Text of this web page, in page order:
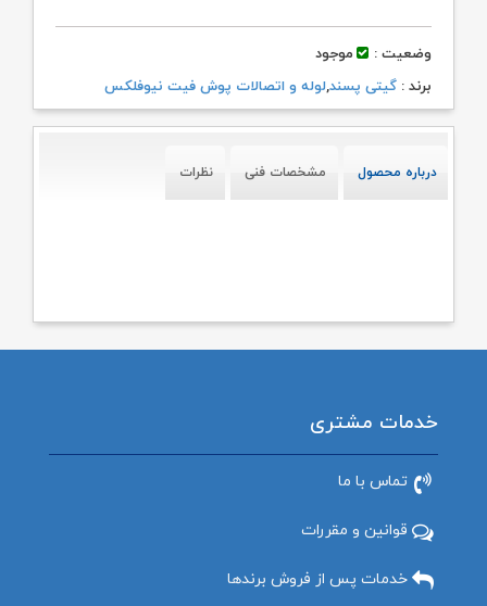
وضعیت :
موجود
برند : گیتی پسند,لوله و اتصالات پوش فیت نیوفلکس
درباره محصول مشخصات فنی نظرات
خدمات مشتری
تماس با ما
قوانین و مقررات
خدمات پس از فروش برندها